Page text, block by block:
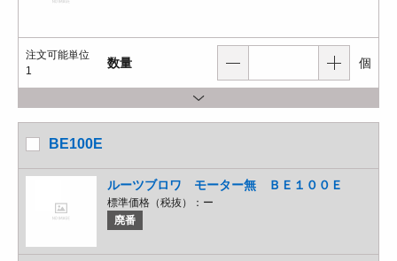
注文可能単位
1
数量 個
BE100E
ルーツブロワ モーター無 ＢＥ１００Ｅ
標準価格（税抜）： ー
廃番